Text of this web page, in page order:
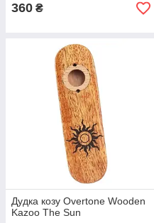
360 ₴
Дудка козу Overtone Wooden
Kazoo The Sun